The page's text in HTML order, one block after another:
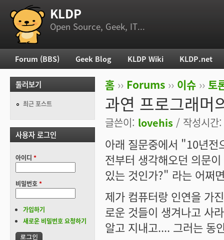
부 메뉴 KLDP
Open Source, Geek, IT...
현재 위치
홈 ›› Forums ›› 이슈 ›› 토
과연 프로그래머
글쓴이: lovehis / 작성시
아래 질문중에서 "10년전
전부터 생각해오던 의문
있는 것인가?" 라는 어쩌
제가 컴퓨터랑 인연을 가
로운 것들이 생겨나고 사
알고 지내고.... 그러는 동
주 메뉴
Forum (BBS) Geek Blog KLDP Wiki KLDP.net
둘러보기
최근 포스트
사용자 로그인
아이디 *
비밀번호*
가입하기
새로운 비밀번호 요청하기